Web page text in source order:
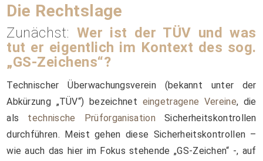
Die Rechtslage
Zunächst: Wer ist der TÜV und was
tut er eigentlich im Kontext des sog.
„GS-Zeichens“?
Technischer Überwachungsverein (bekannt unter der
Abkürzung „TÜV“) bezeichnet eingetragene Vereine, die
als technische Prüforganisation Sicherheitskontrollen
durchführen. Meist gehen diese Sicherheitskontrollen –
wie auch das hier im Fokus stehende „GS-Zeichen“ -, auf